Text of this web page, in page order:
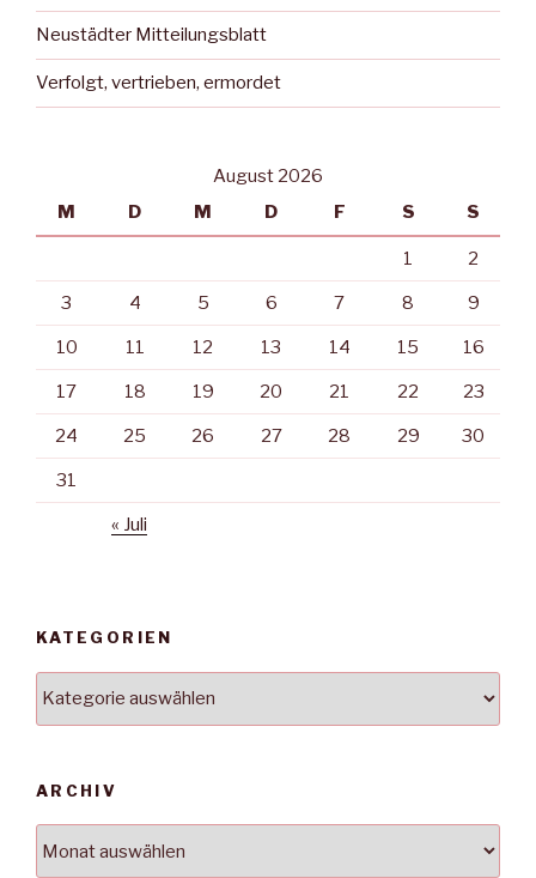
Neustädter Mitteilungsblatt
Verfolgt, vertrieben, ermordet
August 2026
M
D M D F S S
1 2
3 4 5 6 7 8 9
10 11 12 13 14 15 16
17 18 19 20 21 22 23
24 25 26 27 28 29 30
31
« Juli
KATEGORIEN
ARCHIV